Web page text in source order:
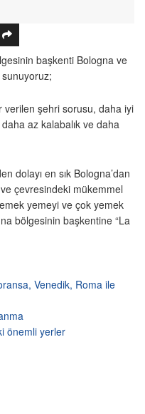
başkenti Bologna ve
sunuyoruz;
verilen şehri sorusu, daha iyi
az kalabalık ve daha
dolayı en sık Bologna’dan
çevresindeki mükemmel
yemeyi ve çok yemek
bölgesinin başkentine “La
Venedik, Roma ile
önemli yerler